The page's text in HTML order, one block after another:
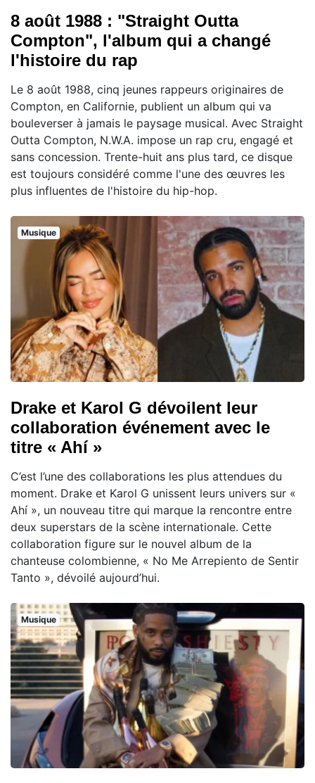
8 août 1988 : "Straight Outta
Compton", l'album qui a changé
l'histoire du rap
Le 8 août 1988, cinq jeunes rappeurs originaires de
Compton, en Californie, publient un album qui va
bouleverser à jamais le paysage musical. Avec Straight
Outta Compton, N.W.A. impose un rap cru, engagé et
sans concession. Trente-huit ans plus tard, ce disque
est toujours considéré comme l'une des œuvres les
plus influentes de l'histoire du hip-hop.
Musique
Drake et Karol G dévoilent leur
collaboration événement avec le
titre « Ahí »
C’est l’une des collaborations les plus attendues du
moment. Drake et Karol G unissent leurs univers sur «
Ahí », un nouveau titre qui marque la rencontre entre
deux superstars de la scène internationale. Cette
collaboration figure sur le nouvel album de la
chanteuse colombienne, « No Me Arrepiento de Sentir
Tanto », dévoilé aujourd’hui.
Musique